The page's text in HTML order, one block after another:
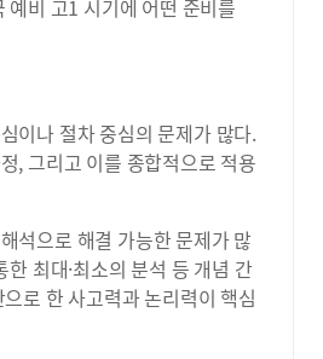
비 고1 시기에 어떤 준비를
이나 절차 중심의 문제가 많다.
, 그리고 이를 종합적으로 적용
석으로 해결 가능한 문제가 많
최대·최소의 분석 등 개념 간
로 한 사고력과 논리력이 핵심